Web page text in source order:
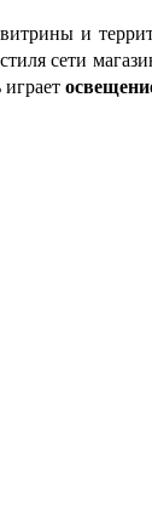
и
сети